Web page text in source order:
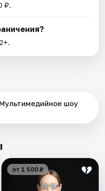
₽.
шоу
от 1 500 ₽